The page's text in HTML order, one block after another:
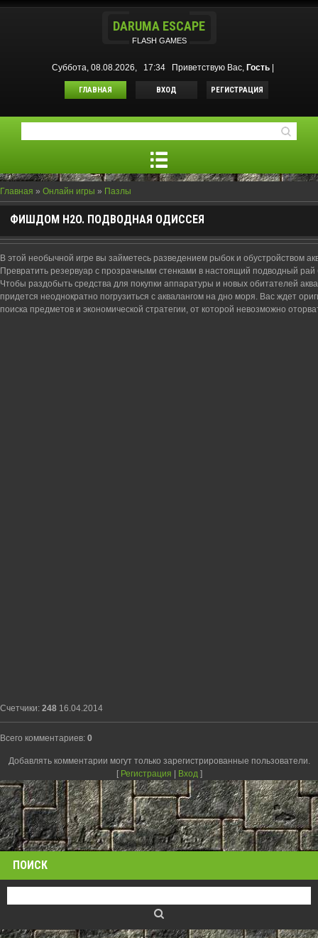
DARUMA ESCAPE
FLASH GAMES
Суббота, 08.08.2026, 17:34 Приветствую Вас, Гость|
ГЛАВНАЯ ВХОД РЕГИСТРАЦИЯ
Главная » Онлайн игры » Пазлы
ФИШДОМ H2O. ПОДВОДНАЯ ОДИССЕЯ
В этой необычной игре вы займетесь разведением рыбок и обустройством
Превратить резервуар с прозрачными стенками в настоящий подводный рай
Чтобы раздобыть средства для покупки аппаратуры и новых обитателей
придется неоднократно погрузиться с аквалангом на дно моря. Вас ждет
поиска предметов и экономической стратегии, от которой невозможно
Счетчики: 248 16.04.2014
Всего комментариев: 0
Добавлять комментарии могут только зарегистрированные пользователи.
[ Регистрация Вход]
ПОИСК